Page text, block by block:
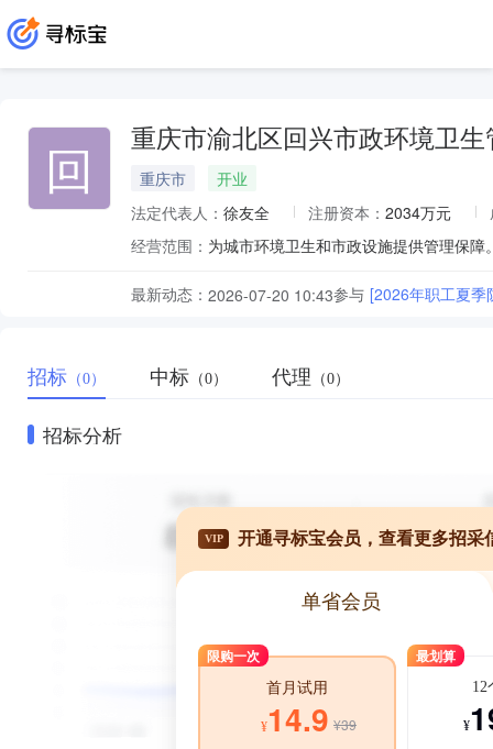
回 重庆市渝北区回兴市政环境卫生
重庆市
开业
法定代表人： 徐友全 注册资本： 2034万元
经营范围：
最新动态： 2026-07-20 10:43参与 [2026年职工夏季
招标 （0） 中标 （0） 代理 （0）
招标分析
VIP 开通寻标宝会员，查看更多招采
单省会员
限购一次
首月试用
¥14.9 ¥39
最划算
12
¥